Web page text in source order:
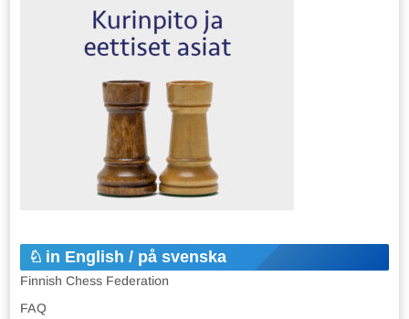
in English / på svenska
Finnish Chess Federation
FAQ